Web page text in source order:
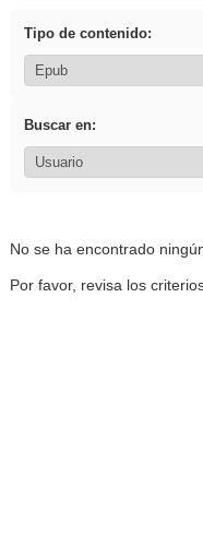
Tipo de contenido:
Buscar en:
No se ha encontrado
Por favor, revisa los